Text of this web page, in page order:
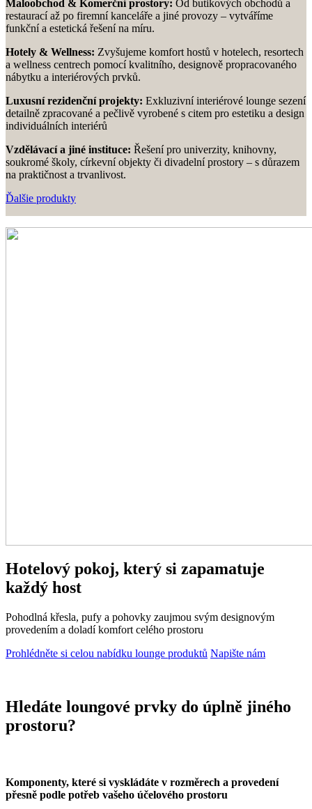
Maloobchod & Komerční prostory: Od butikových obchodů a
restaurací až po firemní kanceláře a jiné provozy – vytváříme
funkční a estetická řešení na míru.
Hotely & Wellness: Zvyšujeme komfort hostů v hotelech, resortech
a wellness centrech pomocí kvalitního, designově propracovaného
nábytku a interiérových prvků.
Luxusní rezidenční projekty: Exkluzivní interiérové ​​lounge sezení
detailně zpracované a pečlivě vyrobené s citem pro estetiku a design
individuálních interiérů
Vzdělávací a jiné instituce: Řešení pro univerzity, knihovny,
soukromé školy, církevní objekty či divadelní prostory – s důrazem
na praktičnost a trvanlivost.
Ďalšie produkty
Hotelový pokoj, který si zapamatuje
každý host
Pohodlná křesla, pufy a pohovky zaujmou svým designovým
provedením a doladí komfort celého prostoru
Prohlédněte si celou nabídku lounge produktů Napište nám
Hledáte loungové prvky do úplně jiného
prostoru?
Komponenty, které si vyskládáte v rozměrech a provedení
přesně podle potřeb vašeho účelového prostoru